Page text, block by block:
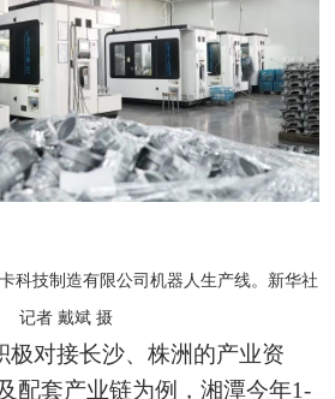
科技制造有限公司机器人生产线。新华社
记者 戴斌 摄
极对接长沙、株洲的产业资
配套产业链为例，湘潭今年1-